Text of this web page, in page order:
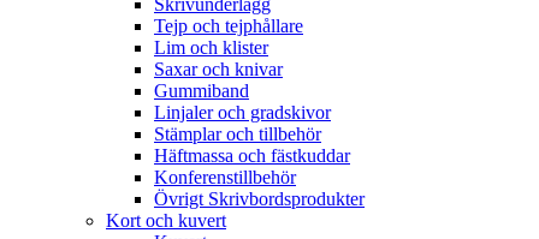
Skrivunderlägg
Tejp och tejphållare
Lim och klister
Saxar och knivar
Gummiband
Linjaler och gradskivor
Stämplar och tillbehör
Häftmassa och fästkuddar
Konferenstillbehör
Övrigt Skrivbordsprodukter
Kort och kuvert